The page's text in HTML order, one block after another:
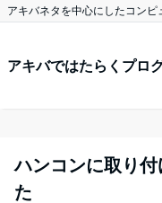
アキバネタを中心にしたコン
アキバではたらくプロ
ハンコンに取り
た